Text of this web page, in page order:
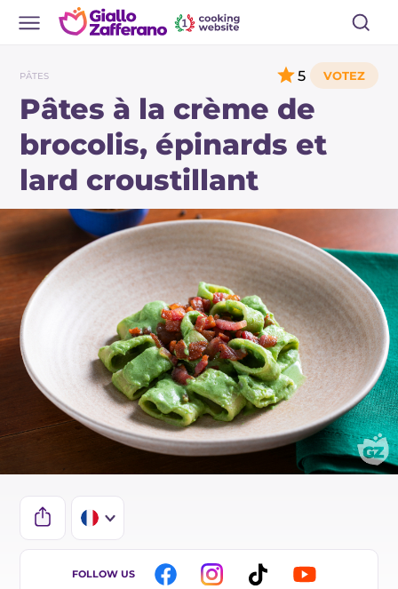
PÂTES
Pâtes à la crème de
brocolis, épinards et
lard croustillant
5
IT
FOLLOW US